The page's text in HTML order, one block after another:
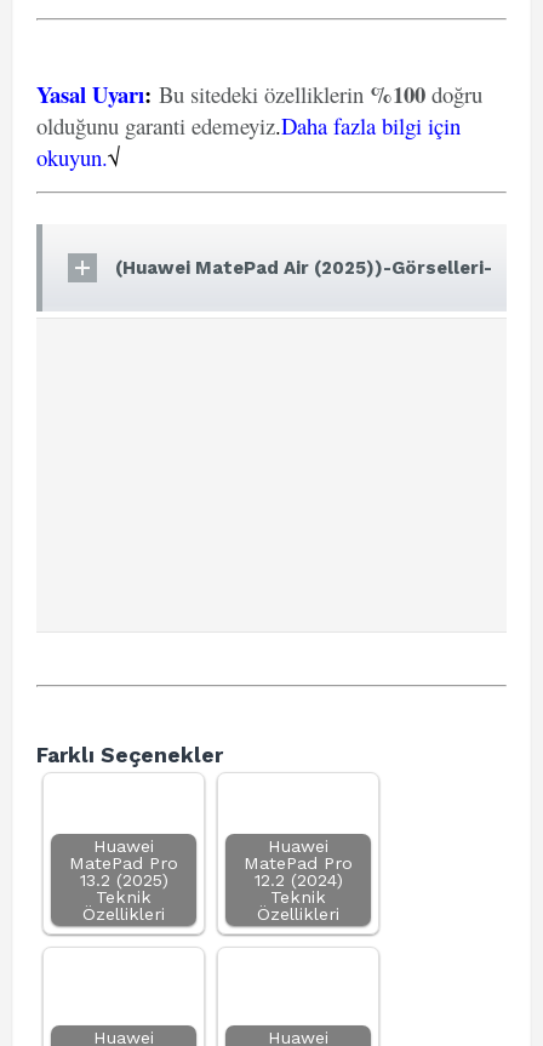
Yasal Uyarı: Bu sitedeki özelliklerin %100 doğru
olduğunu garanti edemeyiz.Daha fazla bilgi için
okuyun.√
(Huawei MatePad Air (2025))-Görselleri-
Farklı Seçenekler
Huawei
MatePad Pro
13.2 (2025)
Teknik
Özellikleri
Huawei
MatePad Pro
12.2 (2024)
Teknik
Özellikleri
Huawei
Huawei